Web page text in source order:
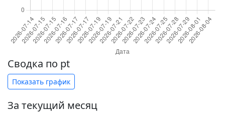
Сводка по pt
Показать график
За текущий месяц